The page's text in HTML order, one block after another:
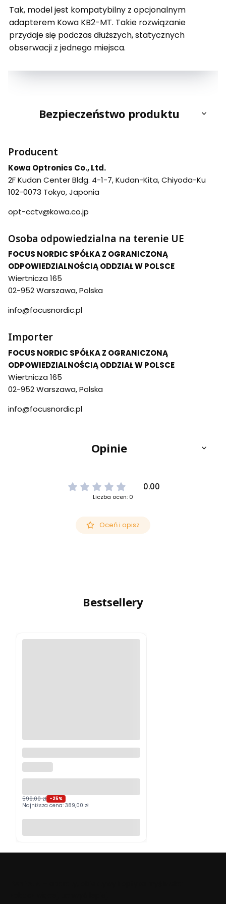
Tak, model jest kompatybilny z opcjonalnym
adapterem Kowa KB2-MT. Takie rozwiązanie
przydaje się podczas dłuższych, statycznych
obserwacji z jednego miejsca.
Bezpieczeństwo produktu
Producent
Kowa Optronics Co., Ltd.
2F Kudan Center Bldg. 4-1-7, Kudan-Kita, Chiyoda-Ku
102-0073 Tokyo, Japonia
opt-cctv@kowa.co.jp
Osoba odpowiedzialna na terenie UE
FOCUS NORDIC SPÓŁKA Z OGRANICZONĄ
ODPOWIEDZIALNOŚCIĄ ODDZIAŁ W POLSCE
Wiertnicza 165
02-952 Warszawa, Polska
info@focusnordic.pl
Importer
FOCUS NORDIC SPÓŁKA Z OGRANICZONĄ
ODPOWIEDZIALNOŚCIĄ ODDZIAŁ W POLSCE
Wiertnicza 165
02-952 Warszawa, Polska
info@focusnordic.pl
Opinie
0.00
Liczba ocen: 0
Oceń i opisz
Bestsellery
Logitech MX Master 4
Grafitowy PROMOCJA
599,00 zł -25%
Najniższa cena: 389,00 zł